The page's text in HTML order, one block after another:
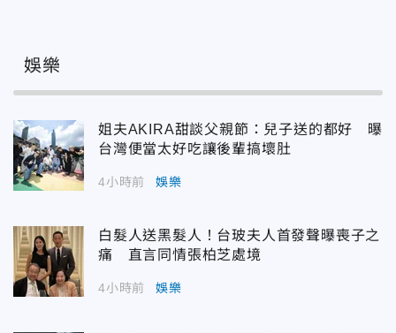
娛樂
姐夫AKIRA甜談父親節：兒子送的都好 曝
台灣便當太好吃讓後輩搞壞肚
4小時前 娛樂
白髮人送黑髮人！台玻夫人首發聲曝喪子之
痛 直言同情張柏芝處境
4小時前 娛樂